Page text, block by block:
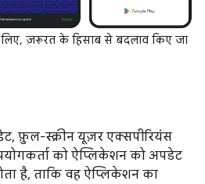
ज़रूरत के हिसाब से बदलाव किए जा
फ़ुल-स्क्रीन यूज़र एक्सपीरियंस
को ऐप्लिकेशन को अपडेट
है, ताकि वह ऐप्लिकेशन का